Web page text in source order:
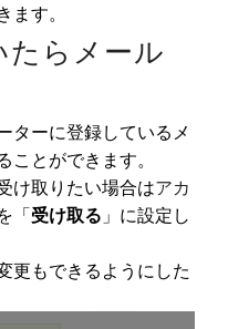
ます。
たらメール
ターに登録しているメ
ことができます。
け取りたい場合はアカ
「受け取る 」に設定し
更もできるようにした